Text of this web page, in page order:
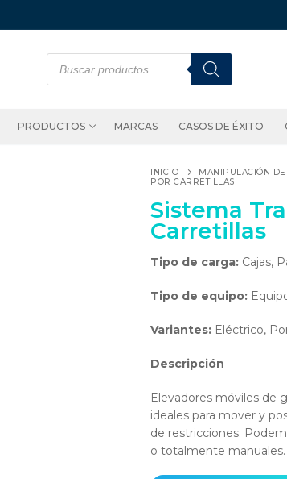
PRODUCTOS MARCAS CASOS DE ÉXITO
INICIO MANIPULACIÓN DE
POR CARRETILLAS
Sistema
Carretillas
Tipo de carga: Cajas,
Tipo de equipo:
Variantes: Eléctrico,
Descripción
Elevadores móviles de
ideales para mover y
de restricciones.
o totalmente manuales.